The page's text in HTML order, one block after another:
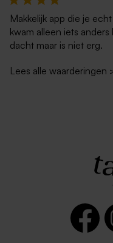
Makkelijk app die je
kwam alleen iets
dacht maar is niet erg.
Lees alle waarderingen